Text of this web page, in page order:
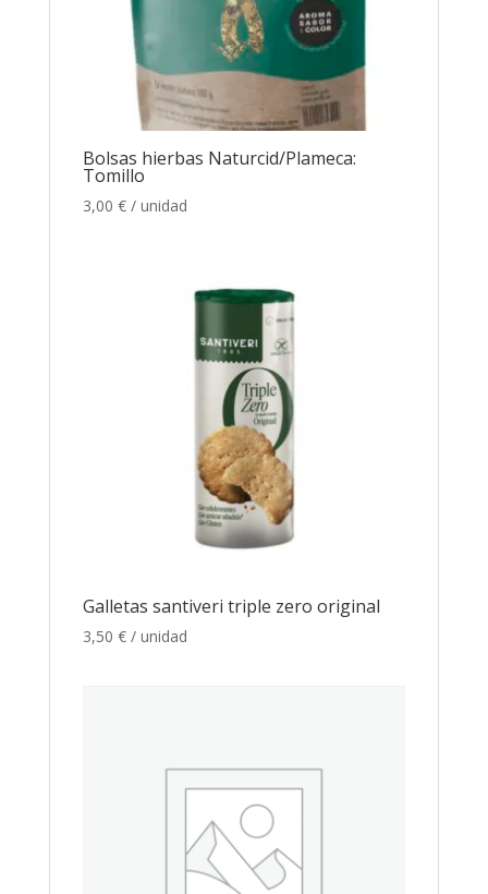
Bolsas hierbas Naturcid/Plameca:
Tomillo
3,00 € / unidad
Galletas santiveri triple zero original
3,50 € / unidad